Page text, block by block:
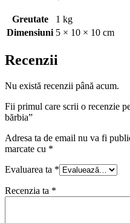
Greutate
1 kg
Dimensiuni 5 × 10 × 10 cm
Recenzii
Nu există recenzii până acum.
Fii primul care scrii o recenzie
bărbia”
Adresa ta de email nu va fi
marcate cu *
Evaluarea ta *
Recenzia ta *